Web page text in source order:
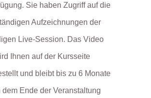
Sie haben Zugriff auf die
Aufzeichnungen der
Live-Session. Das Video
Ihnen auf der Kursseite
und bleibt bis zu 6 Monate
dem Ende der Veranstaltung